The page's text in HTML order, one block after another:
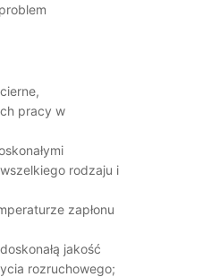
pracy w
rodzaju i
zapłonu
jakość
rozruchowego;